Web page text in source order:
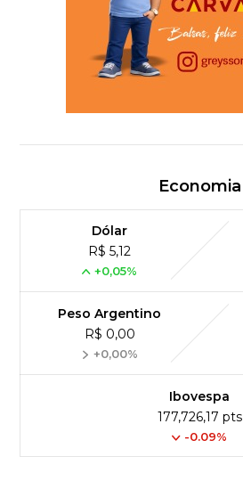
Economia
Dólar
R$ 5,12
+0,05%
Peso Argentino
R$ 0,00
+0,00%
Ibovespa
177,726,17 pts
-0.09%